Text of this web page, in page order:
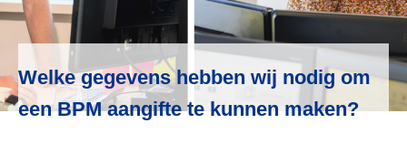
Welke gegevens hebben wij nodig om
een BPM aangifte te kunnen maken?